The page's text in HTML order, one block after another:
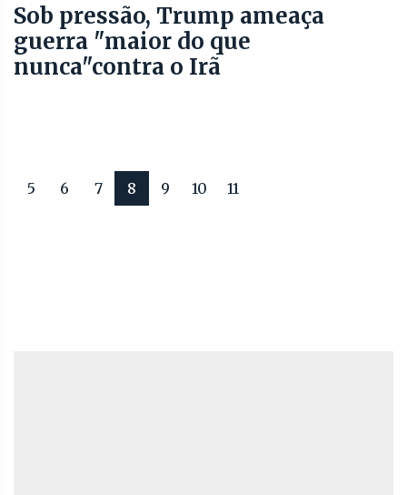
Sob pressão, Trump ameaça
guerra "maior do que
nunca"contra o Irã
5 6 7 8 9 10 11